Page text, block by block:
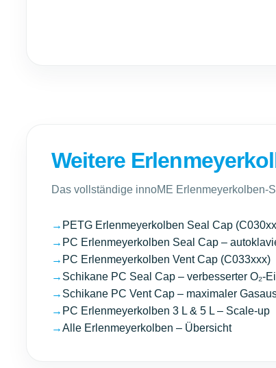
Weitere
Das vollständige innoME
→ PETG Erlenmeyerkolben Seal Cap
→ PC Erlenmeyerkolben Seal Cap –
→ PC Erlenmeyerkolben Vent Cap (C033xxx)
→ Schikane PC Seal Cap – verbesserter O₂-
→ Schikane PC Vent Cap – maximaler
→ PC Erlenmeyerkolben 3 L & 5 L – Scale-up
→Alle Erlenmeyerkolben – Übersicht